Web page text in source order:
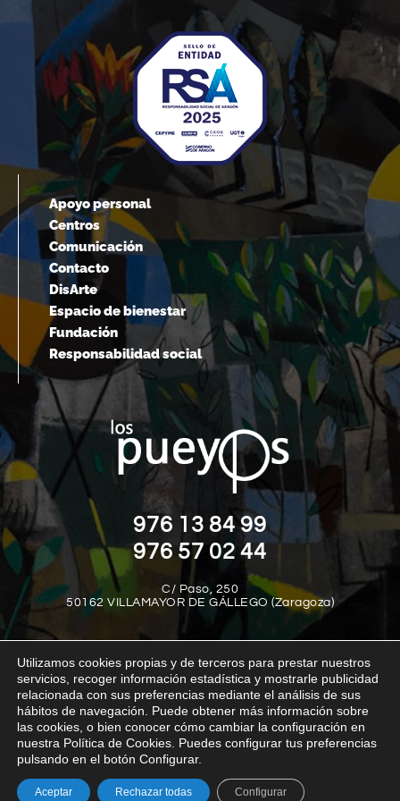
Apoyo personal
Centros
Comunicación
Contacto
DisArte
Espacio de bienestar
Fundación
Responsabilidad social
976 13 84 99
976 57 02 44
C/ Paso, 250
50162 VILLAMAYOR DE GÁLLEGO (Zaragoza)
Aviso legal Política de privacidad
Política de cookies
Política interna del canal de denuncias
Transparencia
Utilizamos cookies propias y de terceros para prestar nuestros
servicios, recoger información estadística y mostrarle publicidad
relacionada con sus preferencias mediante el análisis de sus
hábitos de navegación. Puede obtener más información sobre
las cookies, o bien conocer cómo cambiar la configuración en
nuestra Política de Cookies. Puedes configurar tus preferencias
pulsando en el botón Configurar.
Aceptar Rechazar todas Configurar